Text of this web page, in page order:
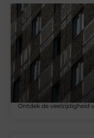
Ontdek de veelzijdigheid